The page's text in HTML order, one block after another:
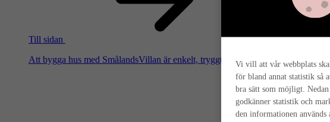
Vi vill att vår webbplats
för bland annat statistik så
bra sätt som möjligt.
godkänner statistik och
den informationen
Till sidan
Att bygga hus med SmålandsVillan är enkelt, tryggt och smart. Här berättar vi